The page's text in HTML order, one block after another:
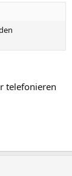
telefonieren